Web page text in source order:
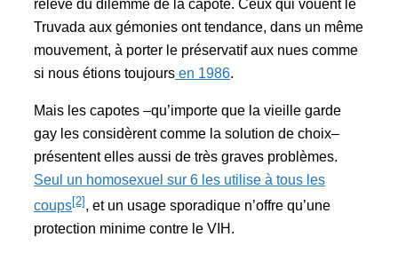
relève du dilemme de la capote. Ceux qui vouent le
Truvada aux gémonies ont tendance, dans un même
mouvement, à porter le préservatif aux nues comme
si nous étions toujours en 1986.
Mais les capotes –qu’importe que la vieille garde
gay les considèrent comme la solution de choix–
présentent elles aussi de très graves problèmes.
Seul un homosexuel sur 6 les utilise à tous les
coups[2] , et un usage sporadique n’offre qu’une
protection minime contre le VIH.